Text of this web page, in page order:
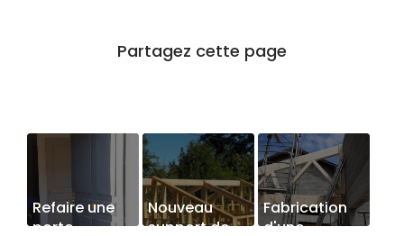
Refaire une
porte
Nouveau
support de
Fabrication
d'une